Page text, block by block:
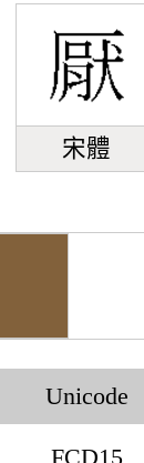
宋體
Unicode
FCD15